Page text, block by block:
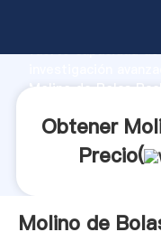
fuerte capacidad
Molino de Bolas
Obtener
Precio(
Molino de